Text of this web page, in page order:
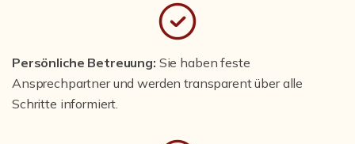
Persönliche Betreuung: Sie haben feste
Ansprechpartner und werden transparent über alle
Schritte informiert.